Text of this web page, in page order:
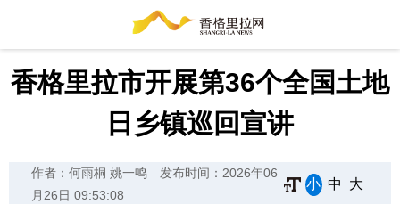
香格里拉市开展第36个全国土地
日乡镇巡回宣讲
作者：何雨桐 姚一鸣
发布时间：2026年06
月26日 09:53:08
小 中 大